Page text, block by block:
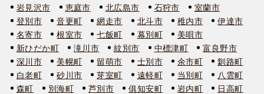
岩見沢市
恵庭市 北広島市 石狩市
室蘭市
登別市
音更町 網走市 北斗市 稚内市
伊達市
名寄市
根室市 七飯町 幕別町
美唄市
新ひだか町
滝川市 紋別市 中標津町
富良野市
深川市
美幌町 留萌市 士別市 余市町
釧路町
白老町
砂川市 芽室町 遠軽町 当別町
八雲町
森町
別海町 芦別市 俱知安町 岩内町 日高町